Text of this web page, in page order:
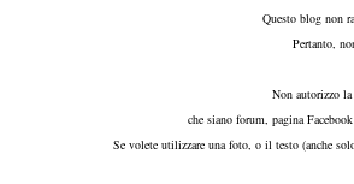
Questo blog non
Pertanto,
Non autorizzo
che siano forum, pagina
Se volete utilizzare una foto, o il testo (anche